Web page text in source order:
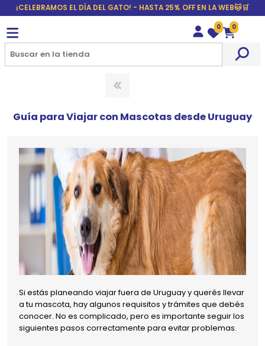
¡CELEBRAMOS EL DÍA DEL GATO! - HASTA 25% OFF EN LA WEB🐱🛒
Wishlist
0
Carrito
0
Guía para Viajar con Mascotas desde Uruguay
Si estás planeando viajar fuera de Uruguay y querés llevar
a tu mascota, hay algunos requisitos y trámites que debés
conocer. No es complicado, pero es importante seguir los
siguientes pasos correctamente para evitar problemas.